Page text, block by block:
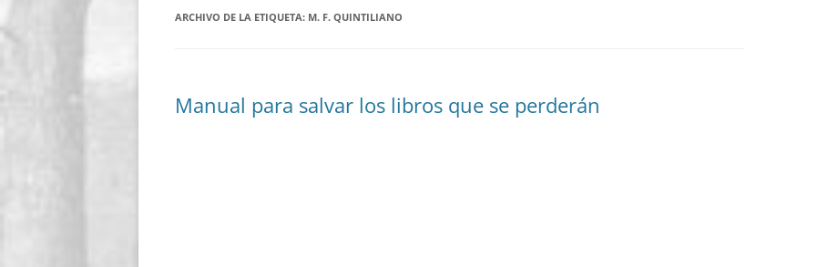
ARCHIVO DE LA ETIQUETA: M. F. QUINTILIANO
Manual para salvar los libros que se perderán